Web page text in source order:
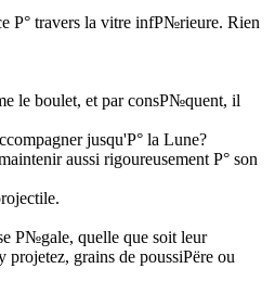
Р° travers la vitre infР№rieure. Rien
le boulet, et par consР№quent, il
jusqu'Р° la Lune?
aussi rigoureusement Р° son
Р№gale, quelle que soit leur
grains de poussiРёre ou